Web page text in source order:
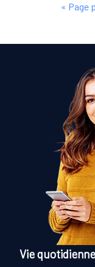
« Page
Vie quotidienne